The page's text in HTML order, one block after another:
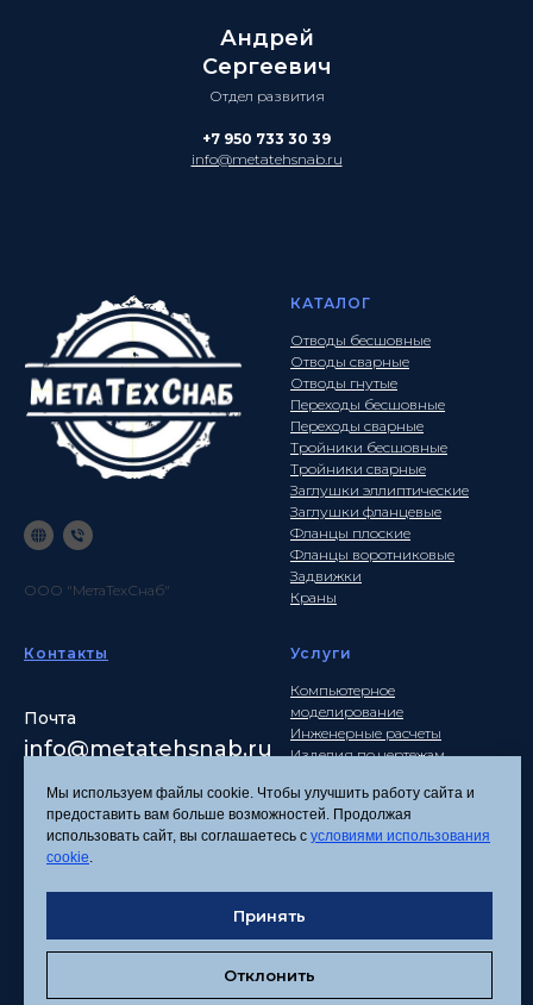
Андрей
Сергеевич
Отдел развития
+7 950 733 30 39
info@metatehsnab.ru
ООО "МетаТехСнаб"
КАТАЛОГ
Отводы бесшовные
Отводы сварные
Отводы гнутые
Переходы бесшовные
Переходы сварные
Тройники бесшовные
Тройники сварные
Заглушки эллиптические
Заглушки фланцевые
Фланцы плоские
Фланцы воротниковые
Задвижки
Краны
Контакты
Почта
info@metatehsnab.ru
Услуги
Компьютерное
моделирование
Инженерные расчеты
Изделия по чертежам
Политика
Согласие на обработку
персональных данных
Соглашение об
Мы используем файлы cookie. Чтобы улучшить работу сайта и
предоставить вам больше возможностей. Продолжая
использовать сайт, вы соглашаетесь с условиями использования
cookie.
Принять
Отклонить